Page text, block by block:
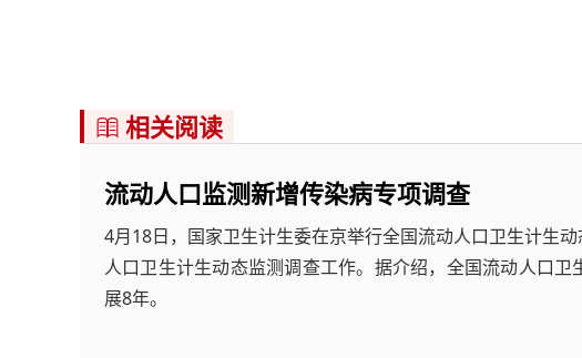
 相关阅读
流动人口监测新增传染病专项调查
4月18日，国家卫生计生委在京举行全国流动人口卫生计生
人口卫生计生动态监测调查工作。据介绍，全国流动人口
展8年。